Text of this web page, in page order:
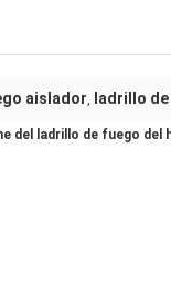
aislador, ladrillo
del ladrillo de fuego